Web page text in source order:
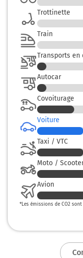
N186
A86
Choisy-
Prendre à
sur 200
N186
Saint-
Hôpital
48,6 km
Tourner à
5 mètres
48,8 km
0h37 Créteil
Trottinette
Train
Transports en
Autocar
Covoiturage
Voiture
Taxi / VTC
Moto /
Avion
*Les émissions de CO2